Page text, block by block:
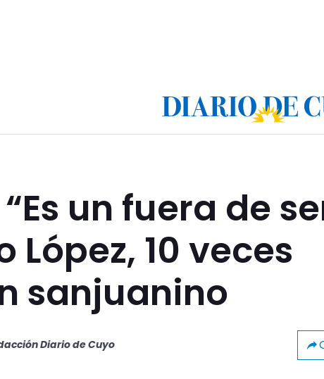
un fuera de
López, 10 veces
sanjuanino
Diario de Cuyo